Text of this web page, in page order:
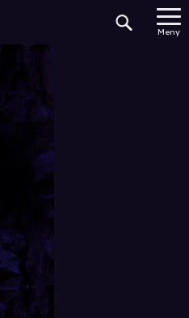
Meny